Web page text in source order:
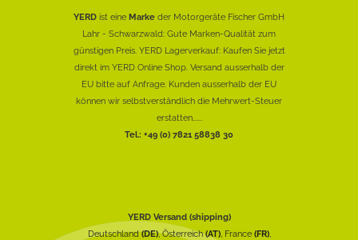
YERD ist eine Marke der Motorgeräte Fischer GmbH
Lahr - Schwarzwald: Gute Marken-Qualität zum
günstigen Preis. YERD Lagerverkauf: Kaufen Sie jetzt
direkt im YERD Online Shop. Versand ausserhalb der
EU bitte auf Anfrage. Kunden ausserhalb der EU
können wir selbstverständlich die Mehrwert-Steuer
erstatten......
Tel.: +49 (0) 7821 58838 30
YERD Versand (shipping)
Deutschland(DE), Österreich(AT), France (FR),